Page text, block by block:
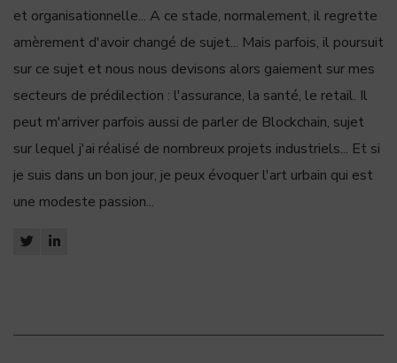
et organisationnelle... A ce stade, normalement, il regrette
amèrement d'avoir changé de sujet... Mais parfois, il poursuit
sur ce sujet et nous nous devisons alors gaiement sur mes
secteurs de prédilection : l'assurance, la santé, le retail. Il
peut m'arriver parfois aussi de parler de Blockchain, sujet
sur lequel j'ai réalisé de nombreux projets industriels... Et si
je suis dans un bon jour, je peux évoquer l'art urbain qui est
une modeste passion...